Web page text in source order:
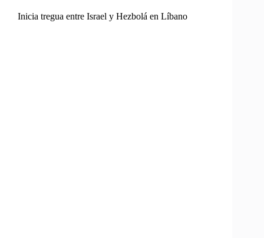
Inicia tregua entre Israel y Hezbolá en Líbano